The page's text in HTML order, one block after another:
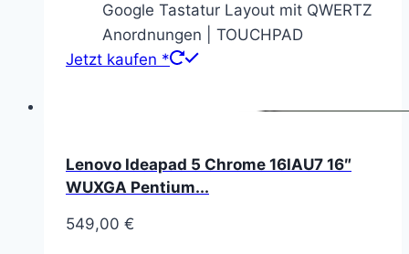
Google Tastatur Layout mit QWERTZ
Anordnungen | TOUCHPAD
Jetzt kaufen *
Lenovo Ideapad 5 Chrome 16IAU7 16″
WUXGA Pentium...
549,00 €